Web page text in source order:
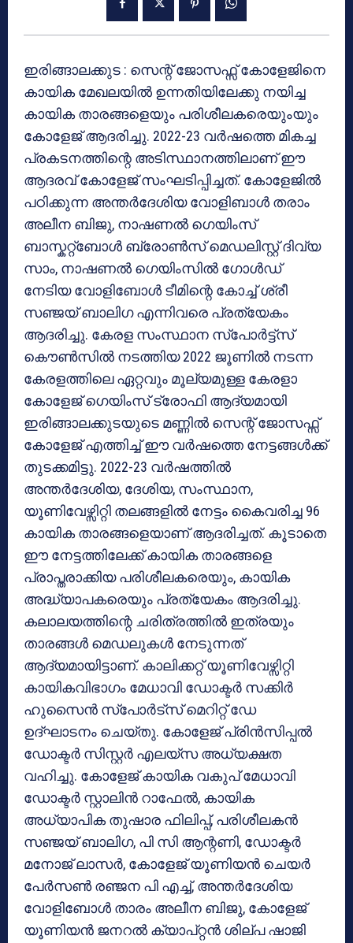
ഇരിങ്ങാലക്കുട : സെന്റ് ജോസഫ്സ് കോളേജിനെ
കായിക മേഖലയിൽ ഉന്നതിയിലേക്കു നയിച്ച
കായിക താരങ്ങളെയും പരിശീലകരെയുംയും
കോളേജ് ആദരിച്ചു. 2022-23 വർഷത്തെ മികച്ച
പ്രകടനത്തിന്റെ അടിസ്ഥാനത്തിലാണ് ഈ
ആദരവ് കോളേജ് സംഘടിപ്പിച്ചത്. കോളേജിൽ
പഠിക്കുന്ന അന്തർദേശിയ വോളിബാൾ തരാം
അലീന ബിജു, നാഷണൽ ഗെയിംസ്
ബാസ്കറ്റ്ബോൾ ബ്രോൺസ് മെഡലിസ്റ്റ് ദിവ്യ
സാം, നാഷണൽ ഗെയിംസില്‍ ഗോള്‍ഡ്
നേടിയ വോളിബോൾ ടീമിന്റെ കോച്ച് ശ്രീ
സഞ്ജയ്‌ ബാലിഗ എന്നിവരെ പ്രത്യേകം
ആദരിച്ചു. കേരള സംസ്ഥാന സ്പോര്‍ട്ട്സ്
കൌണ്‍സില്‍ നടത്തിയ 2022 ജൂണില്‍ നടന്ന
കേരളത്തിലെ ഏറ്റവും മൂല്യമുള്ള കേരളാ
കോളേജ് ഗെയിംസ് ട്രോഫി ആദ്യമായി
ഇരിങ്ങാലക്കുടയുടെ മണ്ണില്‍ സെന്റ് ജോസഫ്സ്
കോളേജ് എത്തിച്ച് ഈ വര്‍ഷത്തെ നേട്ടങ്ങള്‍ക്ക്
തുടക്കമിട്ടു. 2022-23 വര്‍ഷത്തില്‍
അന്തർദേശിയ, ദേശിയ, സംസ്ഥാന,
യൂണിവേഴ്സിറ്റി തലങ്ങളിൽ നേട്ടം കൈവരിച്ച 96
കായിക താരങ്ങളെയാണ് ആദരിച്ചത്. കൂടാതെ
ഈ നേട്ടത്തിലേക്ക് കായിക താരങ്ങളെ
പ്രാപ്തരാക്കിയ പരിശീലകരെയും, കായിക
അദ്ധ്യാപകരെയും പ്രത്യേകം ആദരിച്ചു.
കലാലയത്തിന്റെ ചരിത്രത്തിൽ ഇത്രയും
താരങ്ങൾ മെഡലുകൾ നേടുന്നത്
ആദ്യമായിട്ടാണ്. കാലിക്കറ്റ്‌ യൂണിവേഴ്സിറ്റി
കായികവിഭാഗം മേധാവി ഡോക്ടർ സക്കിർ
ഹുസൈൻ സ്പോർട്സ് മെറിറ്റ് ഡേ
ഉദ്ഘാടനം ചെയ്തു. കോളേജ് പ്രിൻസിപ്പൽ
ഡോക്ടർ സിസ്റ്റർ എലയ്സ അധ്യക്ഷത
വഹിച്ചു. കോളേജ് കായിക വകുപ് മേധാവി
ഡോക്ടർ സ്റ്റാലിൻ റാഫേൽ, കായിക
അധ്യാപിക തുഷാര ഫിലിപ്പ്, പരിശീലകൻ
സഞ്ജയ്‌ ബാലിഗ, പി സി ആന്റണി, ഡോക്ടർ
മനോജ്‌ ലാസർ, കോളേജ് യൂണിയൻ ചെയർ
പേർസൺ രഞ്ജന പി എച്ച്, അന്തർദേശിയ
വോളിബോൾ താരം അലീന ബിജു, കോളേജ്
യൂണിയൻ ജനറൽ ക്യാപ്റ്റൻ ശില്പ ഷാജി